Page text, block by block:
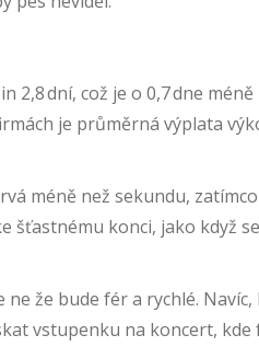
2,8 dní, což je o 0,7 dne
je průměrná výplata
méně než sekundu,
šťastnému konci, jako když
že bude fér a rychlé.
vstupenku na koncert,